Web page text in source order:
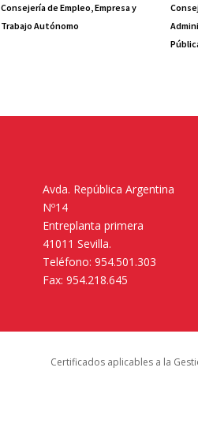
Consejería de Empleo, Empresa y
Trabajo Autónomo
Avda. República Argentina
Nº14
Entreplanta primera
41011 Sevilla.
Teléfono: 954.501.303
Fax: 954.218.645
Certificados aplicables a la